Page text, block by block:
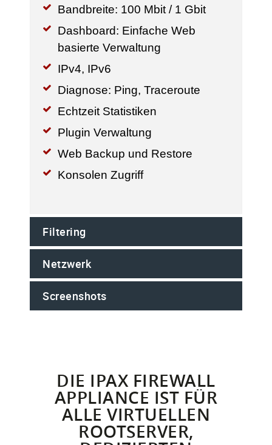
Bandbreite: 100 Mbit / 1 Gbit
Dashboard: Einfache Web
basierte Verwaltung
IPv4, IPv6
Diagnose: Ping, Traceroute
Echtzeit Statistiken
Plugin Verwaltung
Web Backup und Restore
Konsolen Zugriff
Filtering
Netzwerk
Screenshots
DIE IPAX FIREWALL
APPLIANCE IST FÜR
ALLE VIRTUELLEN
ROOTSERVER,